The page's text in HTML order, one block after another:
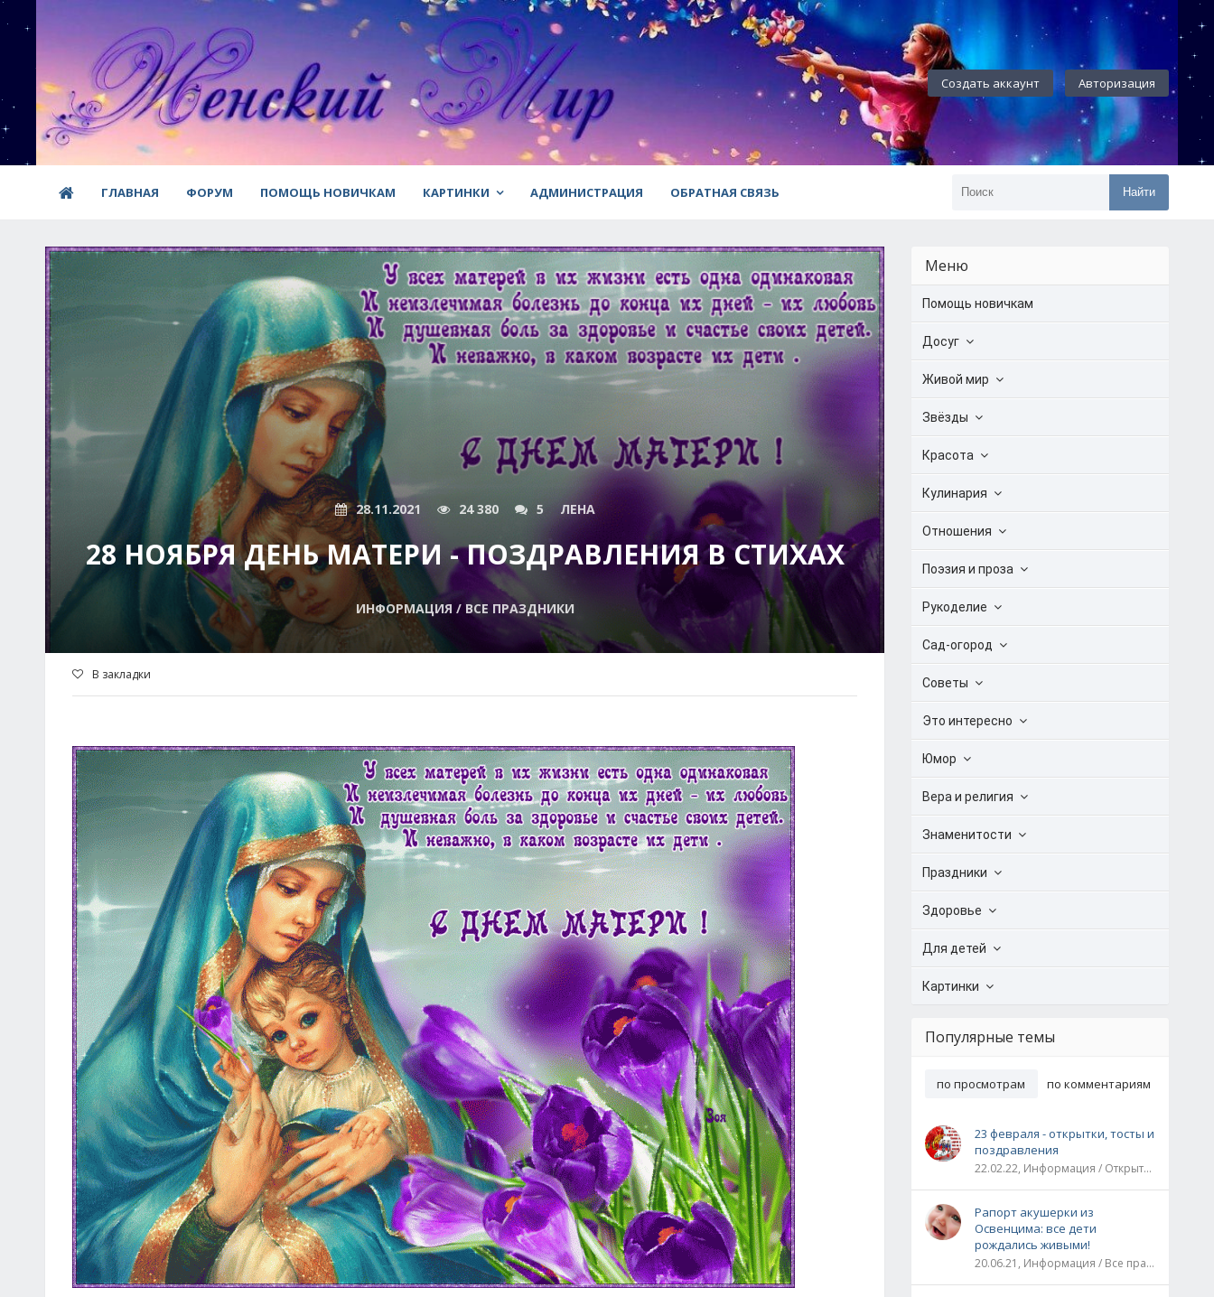
Создать аккаунт Авторизация
ГЛАВНАЯ ФОРУМ ПОМОЩЬ НОВИЧКАМ КАРТИНКИ АДМИНИСТРАЦИЯ ОБРАТНАЯ СВЯЗЬ Найти
28.11.2021 24 380 5 ЛЕНА
28 НОЯБРЯ ДЕНЬ МАТЕРИ - ПОЗДРАВЛЕНИЯ В СТИХАХ
ИНФОРМАЦИЯ / ВСЕ ПРАЗДНИКИ
В закладки
Меню
Помощь новичкам
Досуг
Живой мир
Звёзды
Красота
Кулинария
Отношения
Поэзия и проза
Рукоделие
Сад-огород
Советы
Это интересно
Юмор
Вера и религия
Знаменитости
Праздники
Здоровье
Для детей
Картинки
Популярные темы
по просмотрам по комментариям
23 февраля - открытки, тосты и
поздравления
22.02.22, Информация / Открытки / Все праздники
Рапорт акушерки из
Освенцима: все дети
рождались живыми!
20.06.21, Информация / Все праздники / Рассказы и истории